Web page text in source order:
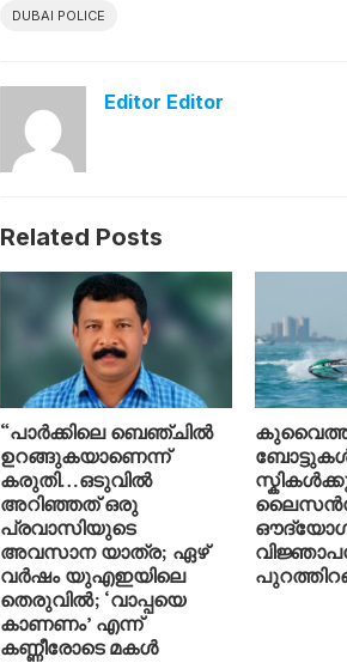
DUBAI POLICE
Editor Editor
Related Posts
“പാർക്കിലെ ബെഞ്ചിൽ
ഉറങ്ങുകയാണെന്ന്
കരുതി…ഒടുവിൽ
അറിഞ്ഞത് ഒരു
പ്രവാസിയുടെ
അവസാന യാത്ര; ഏഴ്
വർഷം യുഎഇയിലെ
തെരുവിൽ; ‘വാപ്പയെ
കാണണം’ എന്ന്
കണ്ണീരോടെ മകൾ